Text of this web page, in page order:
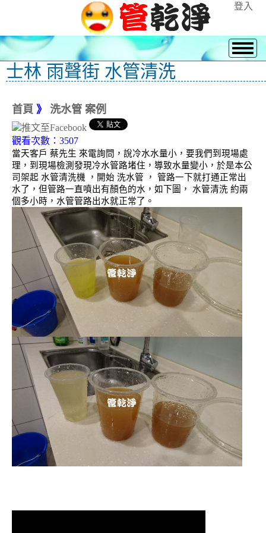
登入
士林 雨聲街 水管清洗
首頁 》 洗水管 案例
觀看次數：3507
當天客戶 蔡先生 來電詢問，說冷水水量小，要我們到現場處
理，到現場檢測發現冷水管路堵住，導致水量變小，於是本公
司架起 水管清洗機 ，開始 洗水管 ， 管路一下就打通正常出
水了，但管路一直噴出有顏色的水，如下圖， 水管清洗 約兩
個多小時，水管管路出水就正常了。